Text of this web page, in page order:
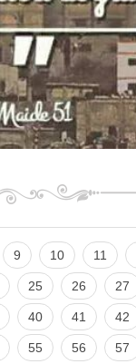
9 10 11
25 26 27
40 41 42
55 56 57